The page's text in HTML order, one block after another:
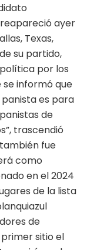
reapareció ayer
Texas,
su partido,
por los
se informó que
es para
de
trascendió
fue
como
en el 2024
de la lista
de
sitio el